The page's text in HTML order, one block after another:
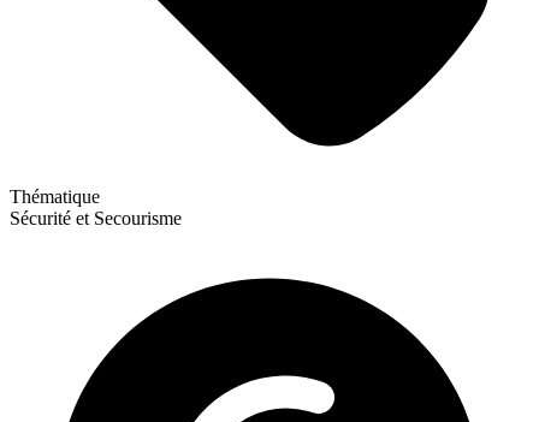
Thématique
Sécurité et Secourisme